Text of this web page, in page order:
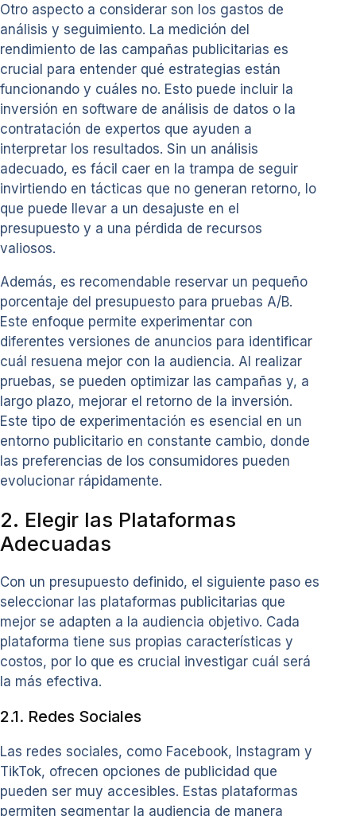
Otro aspecto a considerar son los gastos de
análisis y seguimiento. La medición del
rendimiento de las campañas publicitarias es
crucial para entender qué estrategias están
funcionando y cuáles no. Esto puede incluir la
inversión en software de análisis de datos o la
contratación de expertos que ayuden a
interpretar los resultados. Sin un análisis
adecuado, es fácil caer en la trampa de seguir
invirtiendo en tácticas que no generan retorno, lo
que puede llevar a un desajuste en el
presupuesto y a una pérdida de recursos
valiosos.
Además, es recomendable reservar un pequeño
porcentaje del presupuesto para pruebas A/B.
Este enfoque permite experimentar con
diferentes versiones de anuncios para identificar
cuál resuena mejor con la audiencia. Al realizar
pruebas, se pueden optimizar las campañas y, a
largo plazo, mejorar el retorno de la inversión.
Este tipo de experimentación es esencial en un
entorno publicitario en constante cambio, donde
las preferencias de los consumidores pueden
evolucionar rápidamente.
2. Elegir las Plataformas
Adecuadas
Con un presupuesto definido, el siguiente paso es
seleccionar las plataformas publicitarias que
mejor se adapten a la audiencia objetivo. Cada
plataforma tiene sus propias características y
costos, por lo que es crucial investigar cuál será
la más efectiva.
2.1. Redes Sociales
Las redes sociales, como Facebook, Instagram y
TikTok, ofrecen opciones de publicidad que
pueden ser muy accesibles. Estas plataformas
permiten segmentar la audiencia de manera